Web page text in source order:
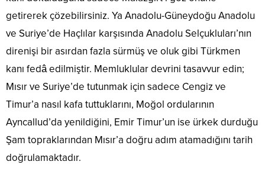
getirerek çözebilirsiniz. Ya Anadolu-Güneydoğu Anadolu
ve Suriye’de Haçlılar karşısında Anadolu Selçukluları’nın
direnişi bir asırdan fazla sürmüş ve oluk gibi Türkmen
kanı fedâ edilmiştir. Memluklular devrini tasavvur edin;
Mısır ve Suriye’de tutunmak için sadece Cengiz ve
Timur’a nasıl kafa tuttuklarını, Moğol ordularının
Ayncallud’da yenildiğini, Emir Timur’un ise ürkek durduğu
Şam topraklarından Mısır’a doğru adım atamadığını tarih
doğrulamaktadır.